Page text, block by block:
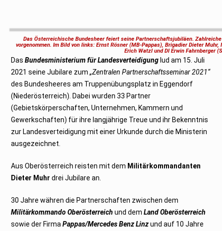
l
2
0
1
Das Österreichische Bundesheer feiert seine Partnerschaftsjubiläen.
vorgenommen. Im Bild von links: Ernst Rösner (MB-Pappas), Brigadier Dieter
Erich Watzl und DI Erwin Fahrnberger
DasBundesministerium für Landesverteidigung lud am 15. Juli
2021 seine Jubilare zum„Zentralen Partnerschaftsseminar 2021“
des Bundesheeres am Truppenübungsplatz in Eggendorf
(Niederösterreich). Dabei wurden 33 Partner
(Gebietskörperschaften, Unternehmen, Kammern und
Gewerkschaften) für ihre langjährige Treue und ihr Bekenntnis
zur Landesverteidigung mit einer Urkunde durch die Ministerin
ausgezeichnet.
Aus Oberösterreich reisten mit dem Militärkommandanten
Dieter Muhr drei Jubilare an.
30 Jahre währen die Partnerschaften zwischen dem
Militärkommando Oberösterreich und demLand Oberösterreich
sowie der FirmaPappas/Mercedes Benz Linzund auf 10 Jahre